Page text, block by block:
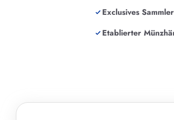
Exclusives
Etablierter